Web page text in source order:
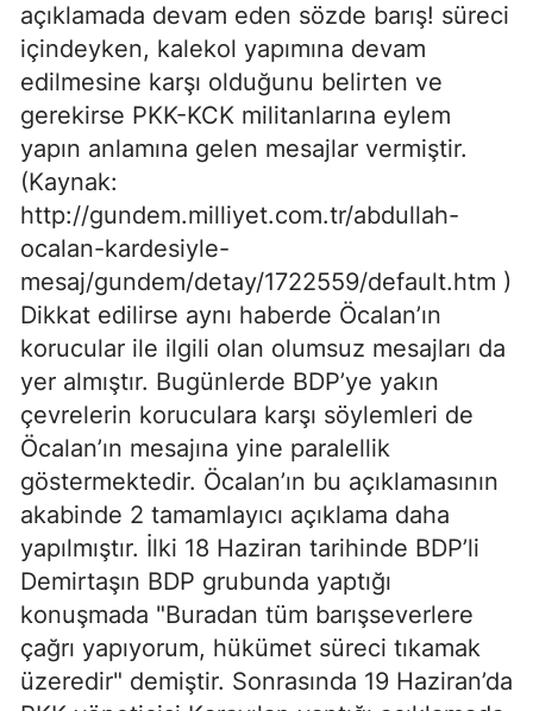
açıklamada devam eden sözde barış! süreci
içindeyken, kalekol yapımına devam
edilmesine karşı olduğunu belirten ve
gerekirse PKK-KCK militanlarına eylem
yapın anlamına gelen mesajlar vermiştir.
(Kaynak:
http://gundem.milliyet.com.tr/abdullah-
ocalan-kardesiyle-
mesaj/gundem/detay/1722559/default.htm )
Dikkat edilirse aynı haberde Öcalan’ın
korucular ile ilgili olan olumsuz mesajları da
yer almıştır. Bugünlerde BDP’ye yakın
çevrelerin koruculara karşı söylemleri de
Öcalan’ın mesajına yine paralellik
göstermektedir. Öcalan’ın bu açıklamasının
akabinde 2 tamamlayıcı açıklama daha
yapılmıştır. İlki 18 Haziran tarihinde BDP’li
Demirtaşın BDP grubunda yaptığı
konuşmada "Buradan tüm barışseverlere
çağrı yapıyorum, hükümet süreci tıkamak
üzeredir" demiştir. Sonrasında 19 Haziran’da